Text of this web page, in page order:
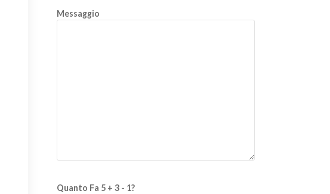
Messaggio
Quanto Fa 5 + 3 - 1?